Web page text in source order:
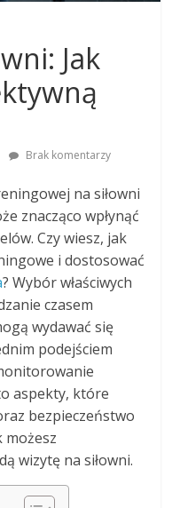
Jak
Brak komentarzy
na siłowni
znacząco wpłynąć
Czy wiesz, jak
i dostosować
? Wybór właściwych
czasem
wydawać się
podejściem
aspekty, które
bezpieczeństwo
możesz
wizytę na siłowni.